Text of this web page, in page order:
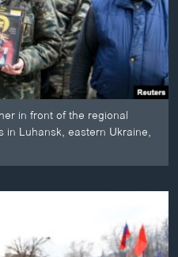
in front of the regional
in Luhansk, eastern Ukraine,